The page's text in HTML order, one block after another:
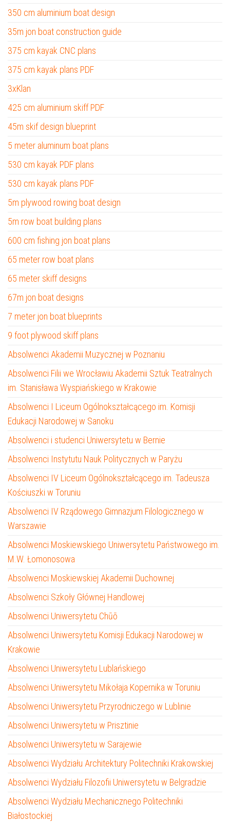
350 cm aluminium boat design
35m jon boat construction guide
375 cm kayak CNC plans
375 cm kayak plans PDF
3xKlan
425 cm aluminium skiff PDF
45m skif design blueprint
5 meter aluminum boat plans
530 cm kayak PDF plans
530 cm kayak plans PDF
5m plywood rowing boat design
5m row boat building plans
600 cm fishing jon boat plans
65 meter row boat plans
65 meter skiff designs
67m jon boat designs
7 meter jon boat blueprints
9 foot plywood skiff plans
Absolwenci Akademii Muzycznej w Poznaniu
Absolwenci Filii we Wrocławiu Akademii Sztuk Teatralnych
im. Stanisława Wyspiańskiego w Krakowie
Absolwenci I Liceum Ogólnokształcącego im. Komisji
Edukacji Narodowej w Sanoku
Absolwenci i studenci Uniwersytetu w Bernie
Absolwenci Instytutu Nauk Politycznych w Paryżu
Absolwenci IV Liceum Ogólnokształcącego im. Tadeusza
Kościuszki w Toruniu
Absolwenci IV Rządowego Gimnazjum Filologicznego w
Warszawie
Absolwenci Moskiewskiego Uniwersytetu Państwowego im.
M.W. Łomonosowa
Absolwenci Moskiewskiej Akademii Duchownej
Absolwenci Szkoły Głównej Handlowej
Absolwenci Uniwersytetu Chūō
Absolwenci Uniwersytetu Komisji Edukacji Narodowej w
Krakowie
Absolwenci Uniwersytetu Lublańskiego
Absolwenci Uniwersytetu Mikołaja Kopernika w Toruniu
Absolwenci Uniwersytetu Przyrodniczego w Lublinie
Absolwenci Uniwersytetu w Prisztinie
Absolwenci Uniwersytetu w Sarajewie
Absolwenci Wydziału Architektury Politechniki Krakowskiej
Absolwenci Wydziału Filozofii Uniwersytetu w Belgradzie
Absolwenci Wydziału Mechanicznego Politechniki
Białostockiej